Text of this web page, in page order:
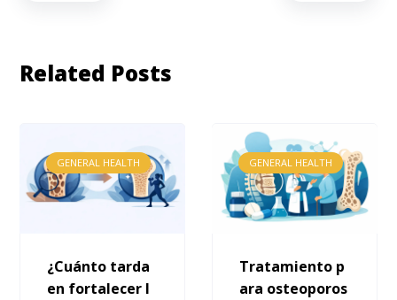
Related Posts
GENERAL HEALTH
¿Cuánto tarda
en fortalecer l
GENERAL HEALTH
Tratamiento p
ara osteoporos